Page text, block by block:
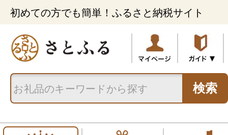
初めての方でも簡単！ふるさと納税サイト
検索